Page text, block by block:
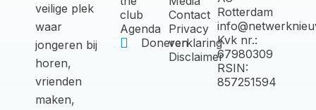
veilige plek
waar
jongeren bij
horen,
vrienden
maken,
club
Agenda
Doneren
Contact
Privacy
verklaring
Disclaimer
Rotterdam
Kvk nr.:
67980309
RSIN:
857251594